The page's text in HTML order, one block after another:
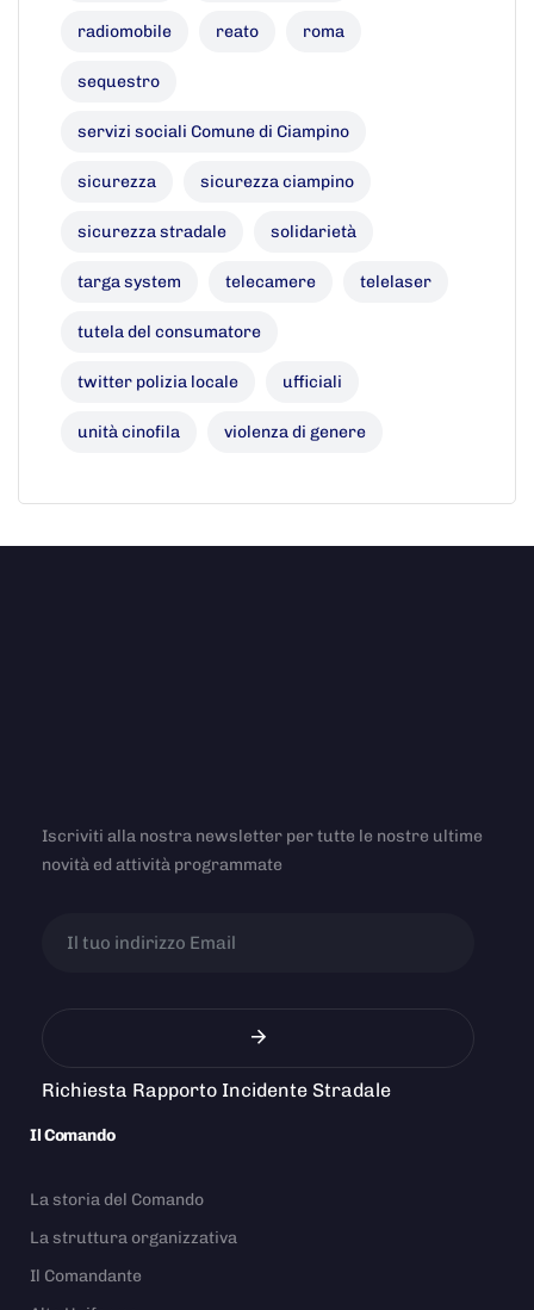
radiomobile reato roma
sequestro
servizi sociali Comune di Ciampino
sicurezza sicurezza ciampino
sicurezza stradale solidarietà
targa system telecamere telelaser
tutela del consumatore
twitter polizia locale ufficiali
unità cinofila violenza di genere
Iscriviti alla nostra newsletter per tutte le nostre ultime
novità ed attività programmate
Richiesta Rapporto Incidente Stradale
Il Comando
La storia del Comando
La struttura organizzativa
Il Comandante